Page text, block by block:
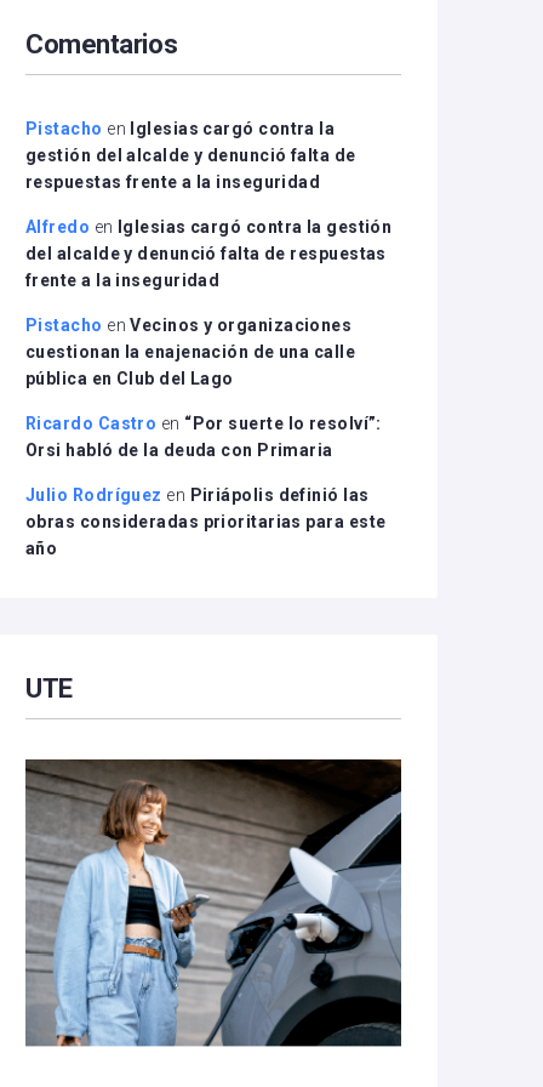
disminuir
el
Comentarios
Pistacho en
Iglesias cargó contra la
gestión del alcalde y denunció falta de
respuestas frente a la inseguridad
Alfredo en
Iglesias cargó contra la gestión
del alcalde y denunció falta de respuestas
frente a la inseguridad
Pistacho enVecinos y organizaciones
cuestionan la enajenación de una calle
pública en Club del Lago
Ricardo Castro en “Por suerte lo resolví”:
Orsi habló de la deuda con Primaria
Julio Rodríguez en Piriápolis definió las
obras consideradas prioritarias para este
año
UTE